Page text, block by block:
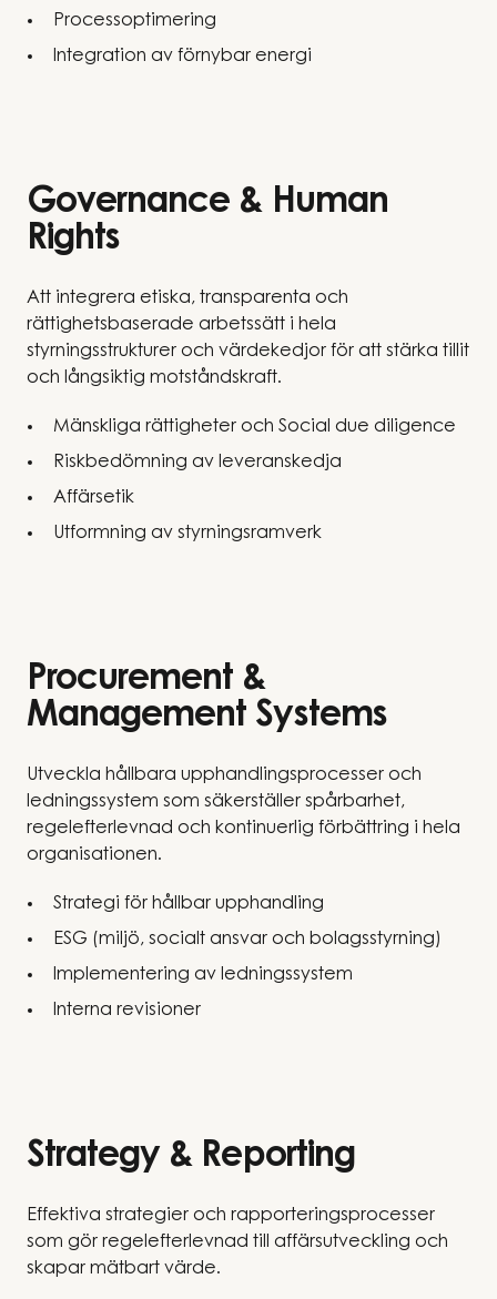
Processoptimering
Integration av förnybar energi
Governance & Human
Rights
Att integrera etiska, transparenta och
rättighetsbaserade arbetssätt i hela
styrningsstrukturer och värdekedjor för att stärka tillit
och långsiktig motståndskraft.
Mänskliga rättigheter och Social due diligence
Riskbedömning av leveranskedja
Affärsetik
Utformning av styrningsramverk
Procurement &
Management Systems
Utveckla hållbara upphandlingsprocesser och
ledningssystem som säkerställer spårbarhet,
regelefterlevnad och kontinuerlig förbättring i hela
organisationen.
Strategi för hållbar upphandling
ESG (miljö, socialt ansvar och bolagsstyrning)
Implementering av ledningssystem
Interna revisioner
Strategy & Reporting
Effektiva strategier och rapporteringsprocesser
som gör regelefterlevnad till affärsutveckling och
skapar mätbart värde.